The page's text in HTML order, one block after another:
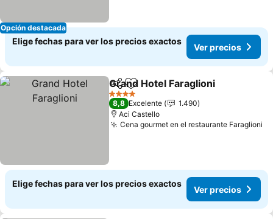
Opción destacada
Elige fechas para ver los precios exactos
Ver precios
CompartirAgregar a favoritos
Grand Hotel Faraglioni
4 Estrellas
8,8 Excelente
1.490
Aci Castello
Cena gourmet en el restaurante Faraglioni
Elige fechas para ver los precios exactos
Ver precios